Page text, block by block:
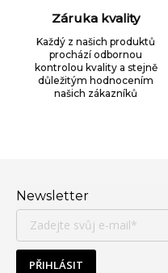
Záruka kvality
Každý z našich produktů
prochází odbornou
kontrolou kvality a stejně
důležitým hodnocením
našich zákazníků
Newsletter
PŘIHLÁSIT